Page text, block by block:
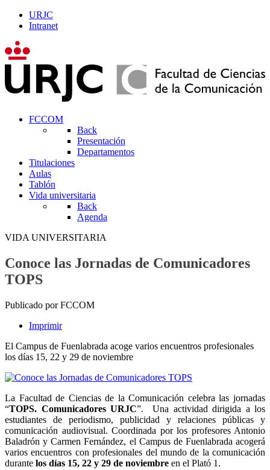
URJC
Intranet
FCCOM
Back
Presentación
Departamentos
Titulaciones
Aulas
Tablón
Vida universitaria
Back
Agenda
VIDA UNIVERSITARIA
Conoce las Jornadas de Comunicadores
TOPS
Publicado por FCCOM
Imprimir
El Campus de Fuenlabrada acoge varios encuentros profesionales
los días 15, 22 y 29 de noviembre
La Facultad de Ciencias de la Comunicación celebra las jornadas
“TOPS. Comunicadores URJC”. Una actividad dirigida a los
estudiantes de periodismo, publicidad y relaciones públicas y
comunicación audiovisual. Coordinada por los profesores Antonio
Baladrón y Carmen Fernández, el Campus de Fuenlabrada acogerá
varios encuentros con profesionales del mundo de la comunicación
durante los días 15, 22 y 29 de noviembre en el Plató 1.